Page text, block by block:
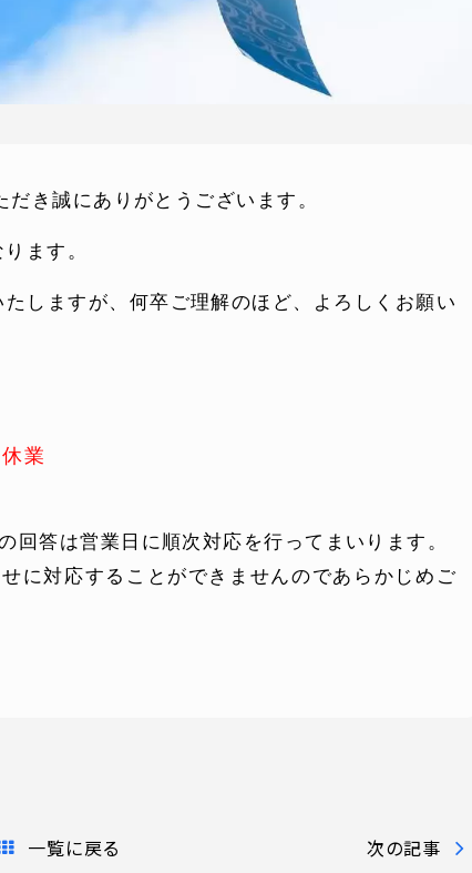
COMPANY
き誠にありがとうございます。
ます。
しますが、何卒ご理解のほど、よろしくお願い
業
回答は営業日に順次対応を行ってまいります。
に対応することができませんのであらかじめご
一覧に戻る 次の記事